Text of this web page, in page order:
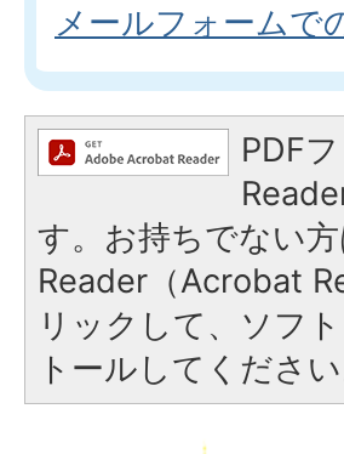
メールフォームで
PDF
す。お持ちでない
Reader（Acrobat
リックして、ソフ
トールしてください